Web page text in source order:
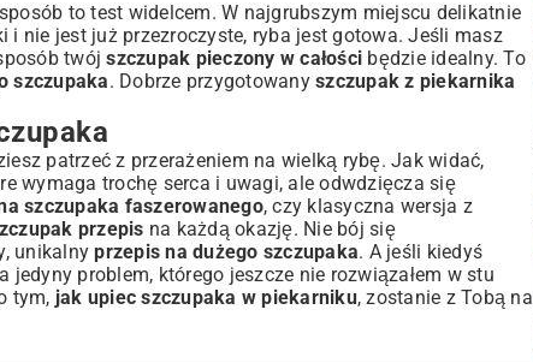
to test widelcem. W najgrubszym miejscu delikatnie
i nie jest już przezroczyste, ryba jest gotowa. Jeśli masz
twójszczupak pieczony w całości będzie idealny. To
szczupaka. Dobrze przygotowany szczupak z piekarnika
patrzeć z przerażeniem na wielką rybę. Jak widać,
wymaga trochę serca i uwagi, ale odwdzięcza się
szczupaka faszerowanego, czy klasyczna wersja z
przepis na każdą okazję. Nie bój się
unikalnyprzepis na dużego szczupaka. A jeśli kiedyś
problem, którego jeszcze nie rozwiązałem w stu
tym, jak upiec szczupaka w piekarniku, zostanie z Tobą na